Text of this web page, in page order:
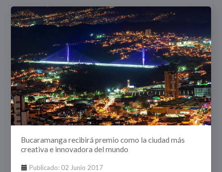
Bucaramanga recibirá premio como la ciudad más
creativa e innovadora del mundo
Publicado: 02 Junio 2017